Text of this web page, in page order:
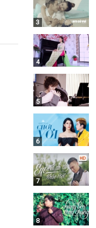
3
4
5
6
7
8